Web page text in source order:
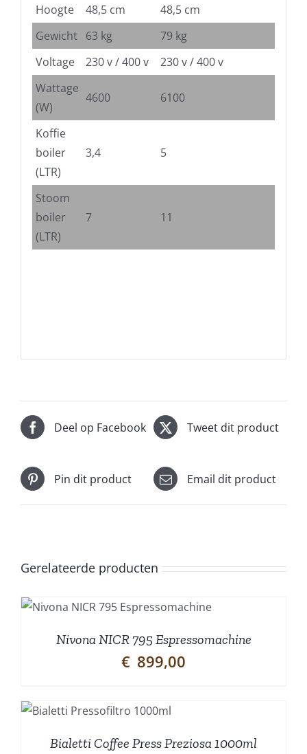
Hoogte
48,5 cm
48,5 cm
Gewicht
63 kg
79 kg
Voltage
230 v / 400 v
230 v / 400 v
Wattage
(W)
4600 6100
Koffie
boiler
(LTR)
3,4 5
Stoom
boiler
(LTR)
7 11
Deel op Facebook Tweet dit product
Pin dit product Email dit product
Gerelateerde producten
Nivona NICR 795 Espressomachine
€ 899,00
Bialetti Coffee Press Preziosa 1000ml